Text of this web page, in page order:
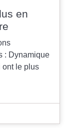
en
: Dynamique
ont le plus